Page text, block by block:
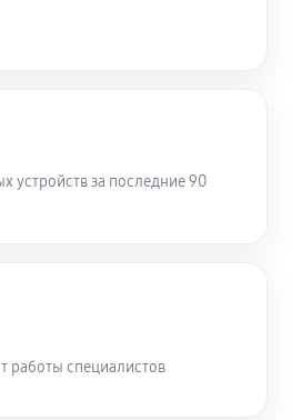
устройств за последние 90
специалистов